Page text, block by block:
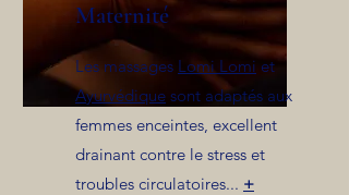
Maternité
Les massages Lomi Lomi et
Ayurvédique sont adaptés aux
femmes enceintes, excellent
drainant contre le stress et
troubles circulatoires... +